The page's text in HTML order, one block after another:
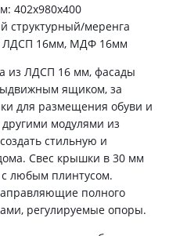
402х980х400
структурный/меренга
ЛДСП 16мм, МДФ 16мм
из ЛДСП 16 мм, фасады
ящиком, за
для размещения обуви и
модулями из
стильную и
Свес крышки в 30 мм
с любым плинтусом.
полного
регулируемые опоры.